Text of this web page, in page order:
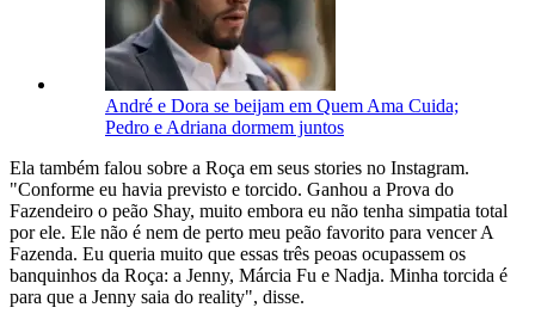
André e Dora se beijam em Quem Ama Cuida;
Pedro e Adriana dormem juntos
Ela também falou sobre a Roça em seus stories no Instagram.
"Conforme eu havia previsto e torcido. Ganhou a Prova do
Fazendeiro o peão Shay, muito embora eu não tenha simpatia total
por ele. Ele não é nem de perto meu peão favorito para vencer A
Fazenda. Eu queria muito que essas três peoas ocupassem os
banquinhos da Roça: a Jenny, Márcia Fu e Nadja. Minha torcida é
para que a Jenny saia do reality", disse.